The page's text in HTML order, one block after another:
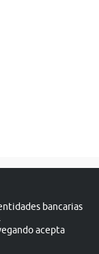
bancarias
acepta